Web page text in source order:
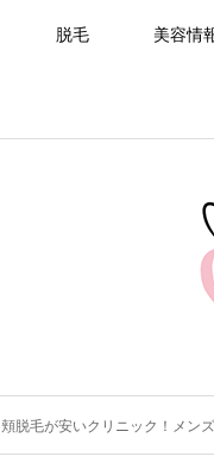
脱毛 美容情
頬脱毛が安いクリニック！メン